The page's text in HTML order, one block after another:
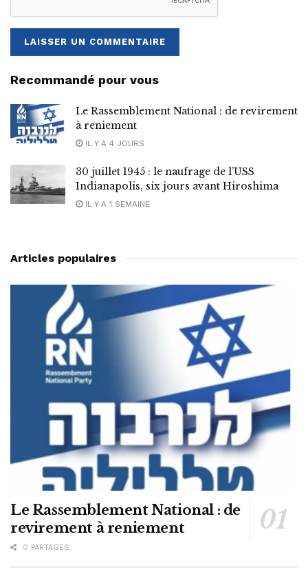
Recommandé pour vous
Le Rassemblement National : de revirement
à reniement
IL Y A 4 JOURS
30 juillet 1945 : le naufrage de l’USS
Indianapolis, six jours avant Hiroshima
IL Y A 1 SEMAINE
Articles populaires
Le Rassemblement National : de
revirement à reniement
0 PARTAGES